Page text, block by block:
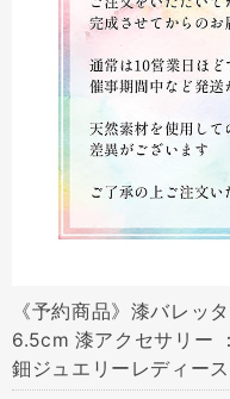
《予約商品》漆バレッ
6.5cm 漆アクセサリー
鈿ジュエリーレディー